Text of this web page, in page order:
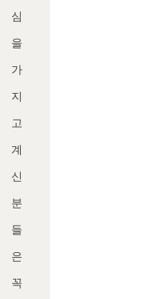
심
을
가
지
고
계
신
분
들
은
꼭